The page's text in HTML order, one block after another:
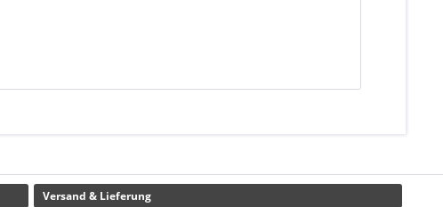
Versand & Lieferung